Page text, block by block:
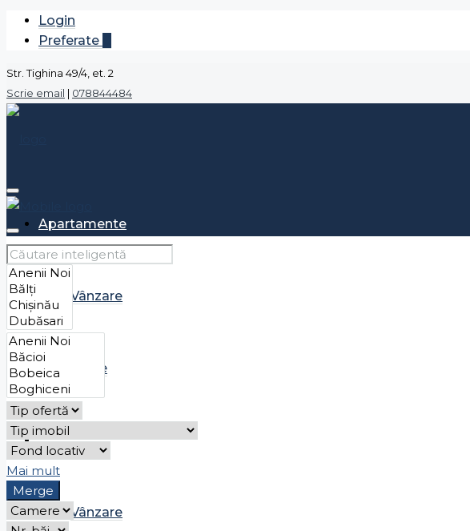
Login
Preferate
Str. Tighina 49/4, et. 2
Scrie email | 078844484
Apartamente
Vânzare
Chirie
Case
Vânzare
Mai mult
Merge